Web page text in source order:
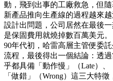
動，飛到出事的工廠救急，但
新產品推向生產線的過程越來
設計出問題，公司居然在最後
是保固費用就燒掉數百萬美元
90年代初，哈雷高層主管便委
流程，最後得出一個結論：透
乎都具備「動作慢」（Late）、
「做錯」（Wrong）這三大特